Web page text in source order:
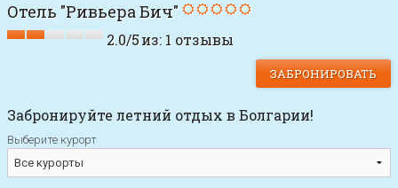
Отель "Ривьера Бич"
2.0/5из:1 отзывы
ЗАБРОНИРОВАТЬ
Забронируйте летний отдых в Болгарии!
Выберите курорт